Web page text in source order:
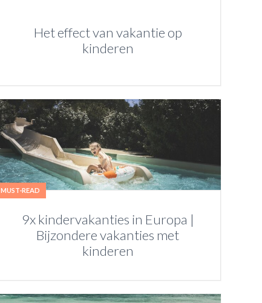
Het effect van vakantie op
kinderen
MUST-READ
9x kindervakanties in Europa |
Bijzondere vakanties met
kinderen